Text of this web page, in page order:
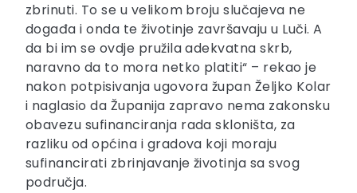
zbrinuti. To se u velikom broju slučajeva ne
događa i onda te životinje završavaju u Luči. A
da bi im se ovdje pružila adekvatna skrb,
naravno da to mora netko platiti“ – rekao je
nakon potpisivanja ugovora župan Željko Kolar
i naglasio da Županija zapravo nema zakonsku
obavezu sufinanciranja rada skloništa, za
razliku od općina i gradova koji moraju
sufinancirati zbrinjavanje životinja sa svog
područja.